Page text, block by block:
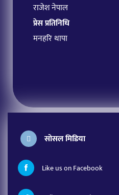
राजेश नेपाल
प्रेस प्रतिनिधि
मनहरि थापा
सोसल मिडिया
Like us on Facebook